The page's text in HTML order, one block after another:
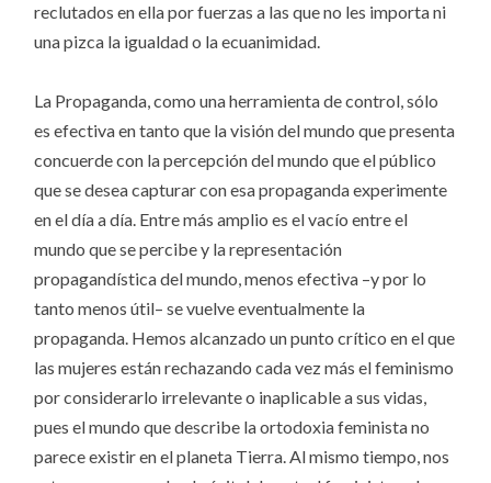
reclutados en ella por fuerzas a las que no les importa ni
una pizca la igualdad o la ecuanimidad.
La Propaganda, como una herramienta de control, sólo
es efectiva en tanto que la visión del mundo que presenta
concuerde con la percepción del mundo que el público
que se desea capturar con esa propaganda experimente
en el día a día. Entre más amplio es el vacío entre el
mundo que se percibe y la representación
propagandística del mundo, menos efectiva –y por lo
tanto menos útil– se vuelve eventualmente la
propaganda. Hemos alcanzado un punto crítico en el que
las mujeres están rechazando cada vez más el feminismo
por considerarlo irrelevante o inaplicable a sus vidas,
pues el mundo que describe la ortodoxia feminista no
parece existir en el planeta Tierra. Al mismo tiempo, nos